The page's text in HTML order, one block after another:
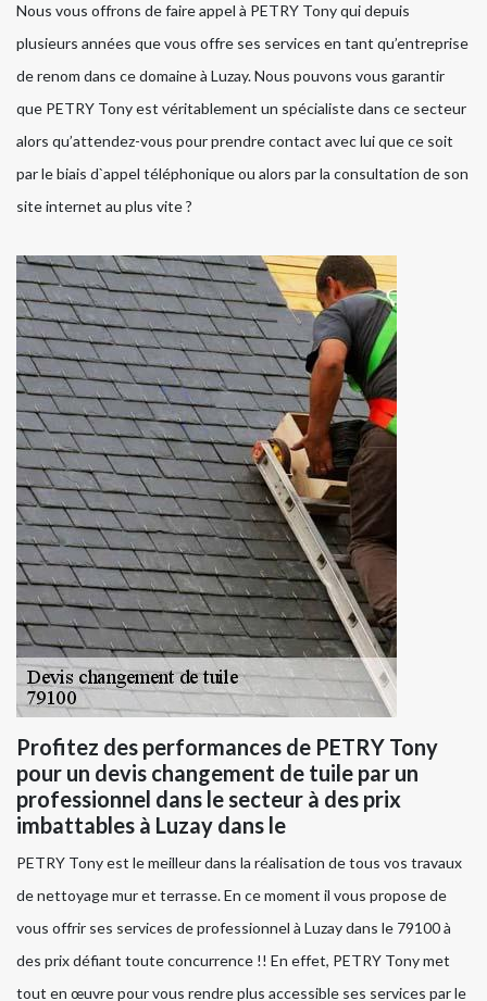
Nous vous offrons de faire appel à PETRY Tony qui depuis
plusieurs années que vous offre ses services en tant qu’entreprise
de renom dans ce domaine à Luzay. Nous pouvons vous garantir
que PETRY Tony est véritablement un spécialiste dans ce secteur
alors qu’attendez-vous pour prendre contact avec lui que ce soit
par le biais d`appel téléphonique ou alors par la consultation de son
site internet au plus vite ?
Profitez des performances de PETRY Tony
pour un devis changement de tuile par un
professionnel dans le secteur à des prix
imbattables à Luzay dans le
PETRY Tony est le meilleur dans la réalisation de tous vos travaux
de nettoyage mur et terrasse. En ce moment il vous propose de
vous offrir ses services de professionnel à Luzay dans le 79100 à
des prix défiant toute concurrence !! En effet, PETRY Tony met
tout en œuvre pour vous rendre plus accessible ses services par le